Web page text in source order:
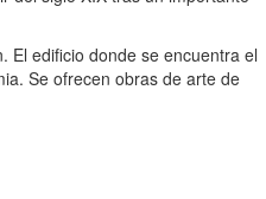
El edificio donde se encuentra el
Se ofrecen obras de arte de